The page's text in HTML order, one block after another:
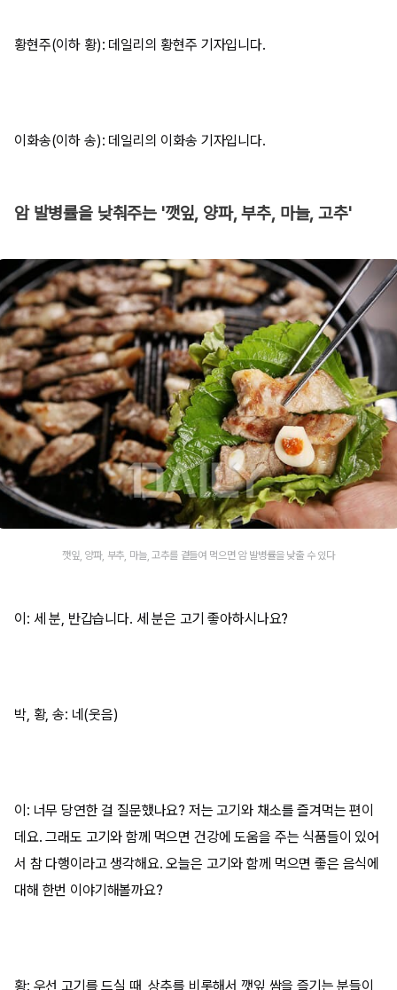
황현주(이하 황): 데일리의 황현주 기자입니다.
이화송(이하 송): 데일리의 이화송 기자입니다.
암 발병률을 낮춰주는 '깻잎, 양파, 부추, 마늘, 고추'
깻잎, 양파, 부추, 마늘, 고추를 곁들여 먹으면 암 발병률을 낮출 수 있다
이: 세 분, 반갑습니다. 세 분은 고기 좋아하시나요?
박, 황, 송: 네(웃음)
이: 너무 당연한 걸 질문했나요? 저는 고기와 채소를 즐겨먹는 편이
데요. 그래도 고기와 함께 먹으면 건강에 도움을 주는 식품들이 있어
서 참 다행이라고 생각해요. 오늘은 고기와 함께 먹으면 좋은 음식에
대해 한번 이야기해볼까요?
황: 우선 고기를 드실 때, 상추를 비롯해서 깻잎 쌈을 즐기는 분들이